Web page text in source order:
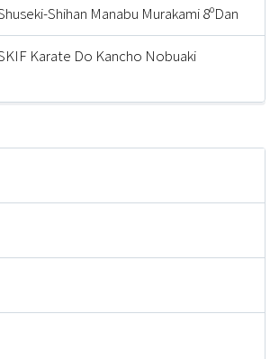
Shihan Manabu Murakami 8ºDan
Karate Do Kancho Nobuaki